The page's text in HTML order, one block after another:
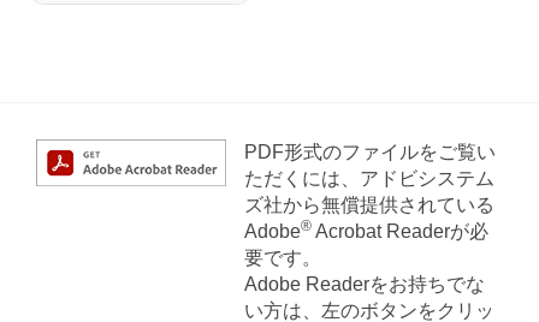
PDF形式のファイルをご覧い
ただくには、アドビシステム
ズ社から無償提供されている
Adobe®Acrobat Readerが必
要です。
Adobe Readerをお持ちでな
い方は、左のボタンをクリッ